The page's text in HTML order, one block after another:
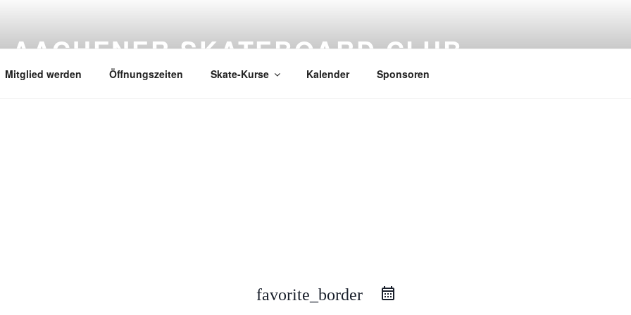
AACHENER SKATEBOARD CLUB
Mitglied werden Öffnungszeiten Skate-Kurse Kalender Sponsoren
favorite_border